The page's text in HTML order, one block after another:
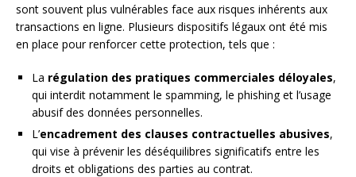
sont souvent plus vulnérables face aux risques inhérents aux
transactions en ligne. Plusieurs dispositifs légaux ont été mis
en place pour renforcer cette protection, tels que :
La régulation des pratiques commerciales déloyales,
qui interdit notamment le spamming, le phishing et l’usage
abusif des données personnelles.
L’encadrement des clauses contractuelles abusives,
qui vise à prévenir les déséquilibres significatifs entre les
droits et obligations des parties au contrat.